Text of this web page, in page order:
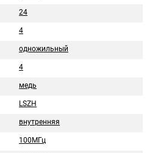
24
4
одножильный
4
медь
LSZH
внутренняя
100МГц